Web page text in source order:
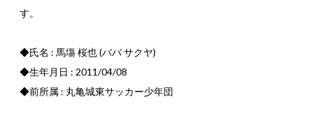
す。
◆氏名 : 馬塲 桜也 (ババ サクヤ)
◆生年月日 : 2011/04/08
◆前所属 : 丸亀城東サッカー少年団